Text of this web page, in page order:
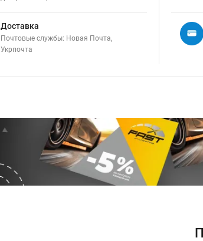
Доставка
Почтовые службы: Новая Почта,
Укрпочта